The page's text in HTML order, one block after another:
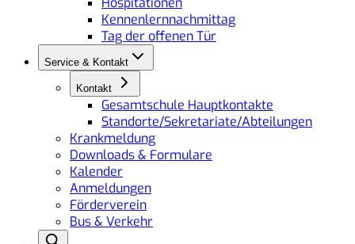
Kennenlernnachmittag
Tag der offenen Tür
Service & Kontakt
Kontakt
Gesamtschule Hauptkontakte
Standorte/Sekretariate/Abteilungen
Krankmeldung
Downloads & Formulare
Kalender
Anmeldungen
Förderverein
Bus & Verkehr